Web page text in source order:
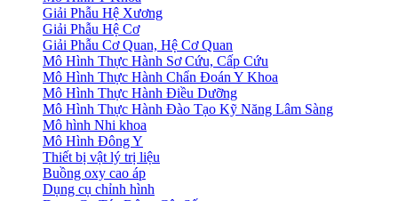
Giải Phẫu Hệ Xương
Giải Phẫu Hệ Cơ
Giải Phẫu Cơ Quan, Hệ Cơ Quan
Mô Hình Thực Hành Sơ Cứu, Cấp Cứu
Mô Hình Thực Hành Chẩn Đoán Y Khoa
Mô Hình Thực Hành Điều Dưỡng
Mô Hình Thực Hành Đào Tạo Kỹ Năng Lâm Sàng
Mô hình Nhi khoa
Mô Hình Đông Y
Thiết bị vật lý trị liệu
Buồng oxy cao áp
Dụng cụ chỉnh hình